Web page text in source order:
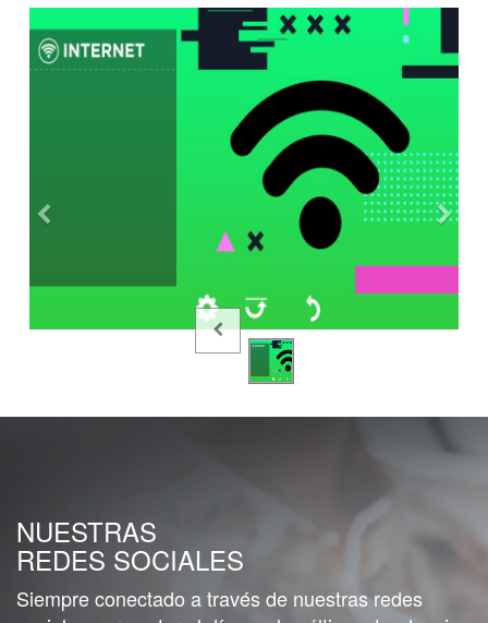
NUESTRAS
REDES SOCIALES
Siempre conectado a través de nuestras redes